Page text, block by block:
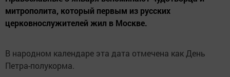
митрополита, который первым из русских
церковнослужителей жил в Москве.
В народном календаре эта дата отмечена как День
Петра-полукорма.